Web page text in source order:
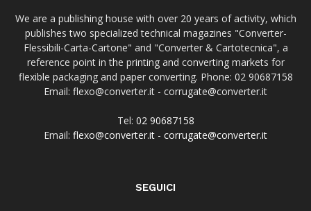
We are a publishing house with over 20 years of activity, which
publishes two specialized technical magazines "Converter-
Flessibili-Carta-Cartone" and "Converter & Cartotecnica", a
reference point in the printing and converting markets for
flexible packaging and paper converting. Phone: 02 90687158
Email: flexo@converter.it - corrugate@converter.it
Tel: 02 90687158
Email: flexo@converter.it - corrugate@converter.it
SEGUICI